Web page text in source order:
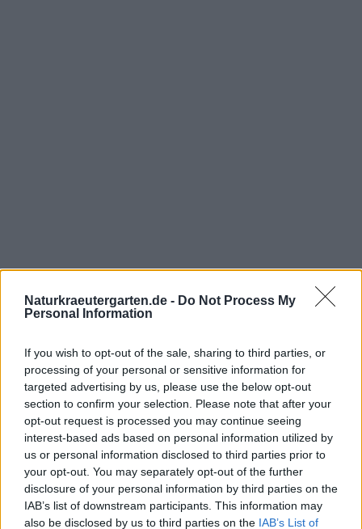
Naturkraeutergarten.de - Do Not Process My
Personal Information
If you wish to opt-out of the sale, sharing to third parties, or
processing of your personal or sensitive information for
targeted advertising by us, please use the below opt-out
section to confirm your selection. Please note that after your
opt-out request is processed you may continue seeing
interest-based ads based on personal information utilized by
us or personal information disclosed to third parties prior to
your opt-out. You may separately opt-out of the further
disclosure of your personal information by third parties on the
IAB’s list of downstream participants. This information may
also be disclosed by us to third parties on the IAB’s List of